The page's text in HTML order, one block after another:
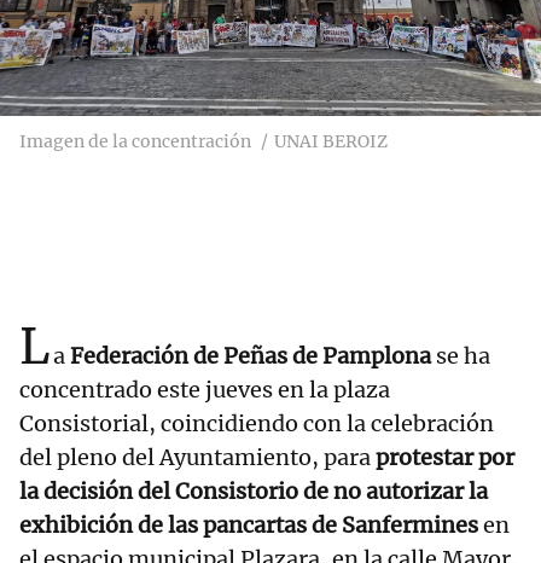
Imagen de la concentración UNAI BEROIZ
LaFederación de Peñas de Pamplonase ha
concentrado este jueves en la plaza
Consistorial, coincidiendo con la celebración
del pleno del Ayuntamiento, paraprotestar por
la decisión del Consistorio de no autorizar la
exhibición de las pancartas de Sanferminesen